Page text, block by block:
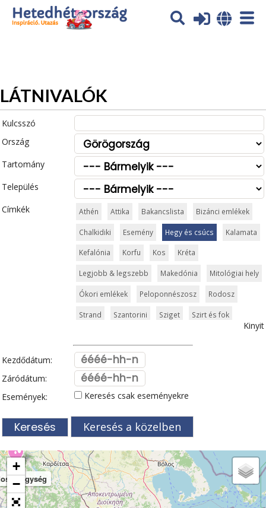
Az oldal sütiket (cookies) használ. További tájékoztatás itt:
Adatvédelmi tájékoztató
LÁTNIVALÓK
Kulcsszó
Ország
Tartomány
Település
Címkék
Athén Attika Bakancslista Bizánci emlékek
Chalkidiki Esemény Hegy és csúcs Kalamata
Kefalónia Korfu Kos Kréta
Legjobb & legszebb Makedónia Mitológiai hely
Ókori emlékek Peloponnészosz Rodosz
Strand Szantorini Sziget Szirt és fok
Thessaloniki Városkalauzok
Zagori Zakynthos
Kinyit
Kezdődátum:
Záródátum:
Események:
Keresés csak eseményekre
Keresés a közelben
hegység
+
−